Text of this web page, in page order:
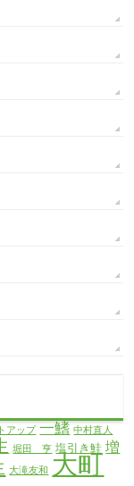
アップ 一鰭 中村直人
堀田 亨 塩引き鮭 増
大滝友和 大町